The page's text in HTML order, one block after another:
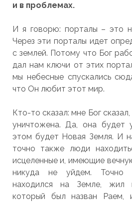
и в проблемах.
И я говорю: порталы – это
Через эти порталы идет
с землей. Потому что Бог
дал нам ключи от этих
мы небесные спускались
что Он любит этот мир.
Кто-то сказал: мне Бог
уничтожена. Да, она будет
этом будет Новая Земля. И
точно также люди
исцеленные и, имеющие
никуда не уйдем. Точно
находился на Земле, жил
который был назван Раем,